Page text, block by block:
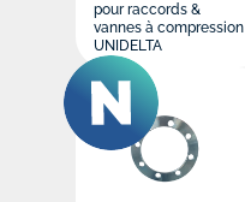
pour raccords &
vannes à compression
UNIDELTA